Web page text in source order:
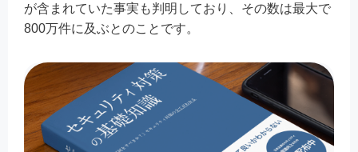
が含まれていた事実も判明しており、その数は最大で
800万件に及ぶとのことです。